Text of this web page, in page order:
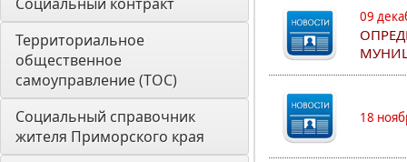
Территориальное
общественное
самоуправление (ТОС)
Социальный справочник
жителя Приморского края
09
18